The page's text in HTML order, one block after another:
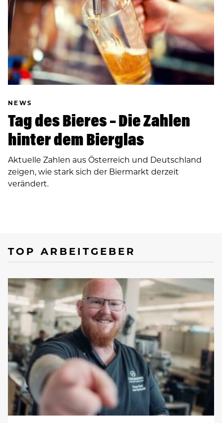
NEWS
Tag des Bieres – Die Zahlen
hinter dem Bierglas
Aktuelle Zahlen aus Österreich und Deutschland
zeigen, wie stark sich der Biermarkt derzeit
verändert.
TOP ARBEITGEBER